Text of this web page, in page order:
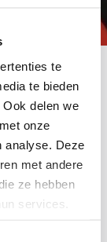
te
te bieden
delen we
onze
analyse. Deze
met andere
ze hebben
services.
hebt